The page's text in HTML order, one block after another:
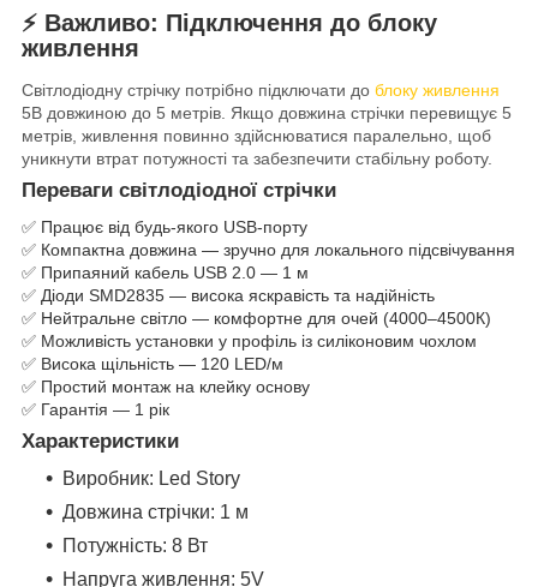
⚡️ Важливо: Підключення до блоку
живлення
Світлодіодну стрічку потрібно підключати до блоку живлення
5В довжиною до 5 метрів. Якщо довжина стрічки перевищує 5
метрів, живлення повинно здійснюватися паралельно, щоб
уникнути втрат потужності та забезпечити стабільну роботу.
Переваги світлодіодної стрічки
✅ Працює від будь-якого USB-порту
✅ Компактна довжина — зручно для локального підсвічування
✅ Припаяний кабель USB 2.0 — 1 м
✅ Діоди SMD2835 — висока яскравість та надійність
✅ Нейтральне світло — комфортне для очей (4000–4500К)
✅ Можливість установки у профіль із силіконовим чохлом
✅ Висока щільність — 120 LED/м
✅ Простий монтаж на клейку основу
✅ Гарантія — 1 рік
Характеристики
Виробник: Led Story
Довжина стрічки: 1 м
Потужність: 8 Вт
Напруга живлення: 5V